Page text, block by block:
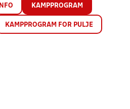
INFO KAMPPROGRAM
KAMPPROGRAM FOR PULJE